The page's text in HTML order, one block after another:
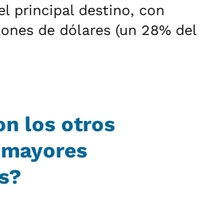
principal destino, con
de dólares (un 28% del
los otros